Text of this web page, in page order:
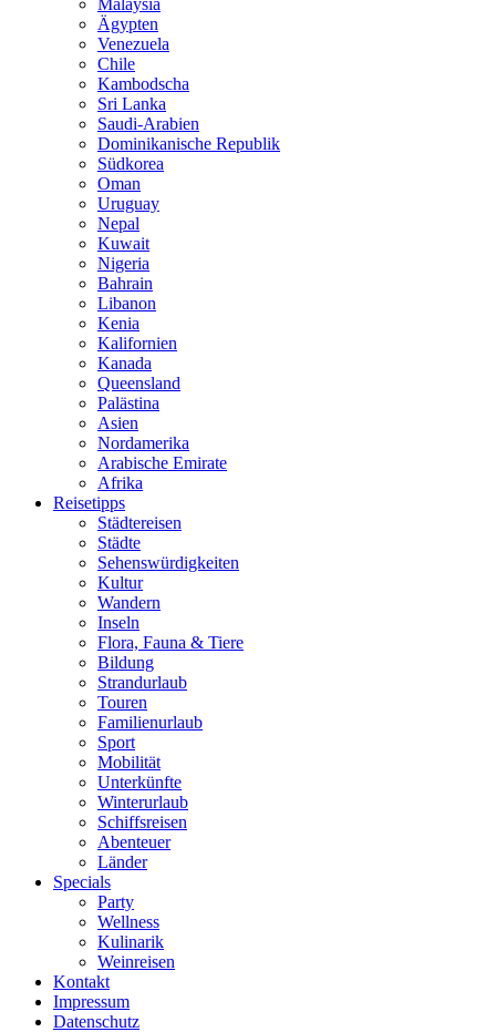
Malaysia
Ägypten
Venezuela
Chile
Kambodscha
Sri Lanka
Saudi-Arabien
Dominikanische Republik
Südkorea
Oman
Uruguay
Nepal
Kuwait
Nigeria
Bahrain
Libanon
Kenia
Kalifornien
Kanada
Queensland
Palästina
Asien
Nordamerika
Arabische Emirate
Afrika
Reisetipps
Städtereisen
Städte
Sehenswürdigkeiten
Kultur
Wandern
Inseln
Flora, Fauna & Tiere
Bildung
Strandurlaub
Touren
Familienurlaub
Sport
Mobilität
Unterkünfte
Winterurlaub
Schiffsreisen
Abenteuer
Länder
Specials
Party
Wellness
Kulinarik
Weinreisen
Kontakt
Impressum
Datenschutz